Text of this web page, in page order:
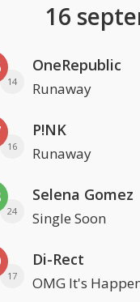
16
14
OneRepublic
Runaway
16
P!NK
Runaway
24
Selena Gomez
Single Soon
17
Di-Rect
OMG It's